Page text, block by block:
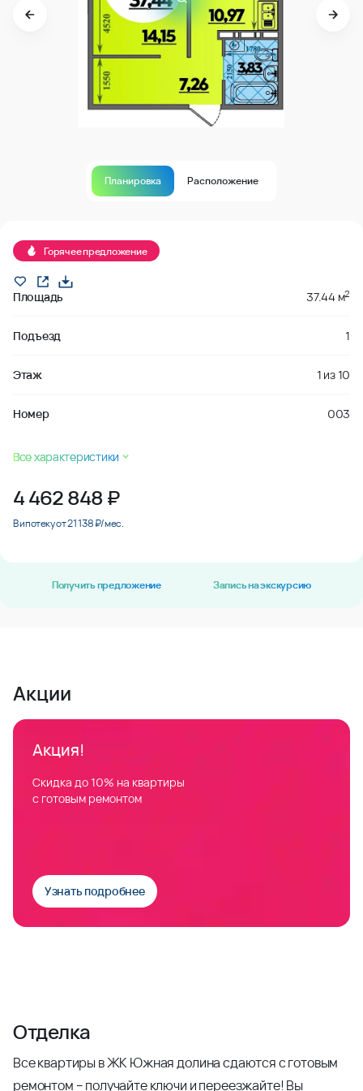
Планировка Расположение
Горячее предложение
Площадь 37.44 м2
Подъезд 1
Этаж 1 из10
Номер 003
Все характеристики
4 462 848 ₽
В ипотеку от 21 138 ₽/мес.
Получить предложение Запись на экскурсию
Акции
Акция!
Скидка до 10% на квартиры
с готовым ремонтом
Узнать подробнее
Отделка
Все квартиры в ЖК Южная долина сдаются с готовым
ремонтом – получайте ключи и переезжайте! Вы